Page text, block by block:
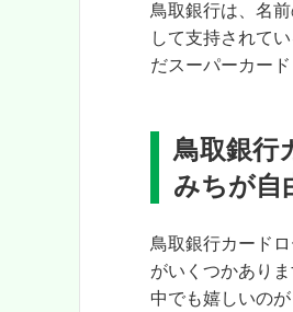
鳥取銀行は、名
して支持されて
だスーパーカー
鳥取銀行
みちが自
鳥取銀行カード
がいくつかありま
中でも嬉しいの